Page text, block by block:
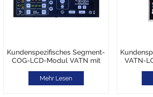
Kundenspezifisches Segment-
COG-LCD-Modul VATN mit
Mehr Lesen
VATN-